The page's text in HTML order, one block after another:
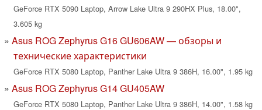
GeForce RTX 5090 Laptop, Arrow Lake Ultra 9 290HX Plus, 18.00",
3.605 kg
Asus ROG Zephyrus G16 GU606AW — обзоры и
технические характеристики
GeForce RTX 5080 Laptop, Panther Lake Ultra 9 386H, 16.00", 1.95 kg
Asus ROG Zephyrus G14 GU405AW
GeForce RTX 5080 Laptop, Panther Lake Ultra 9 386H, 14.00", 1.58 kg